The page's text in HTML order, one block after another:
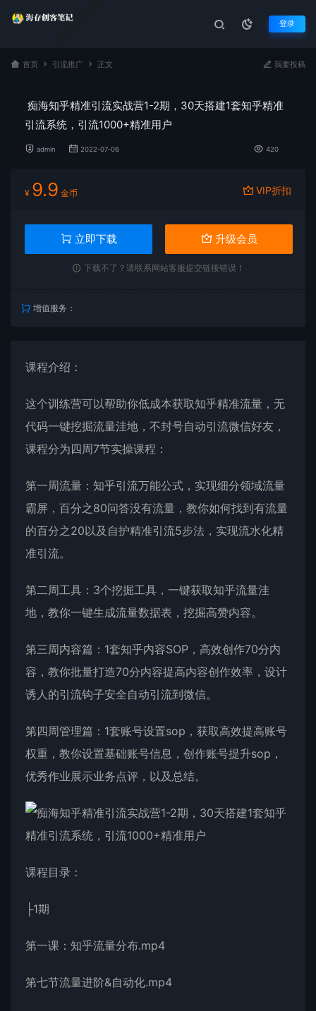
登录
首页 引流推广 正文 我要投稿
痴海知乎精准引流实战营1-2期，30天搭建1套知乎精准
引流系统，引流1000+精准用户
admin 2022-07-06 420
¥ 9.9 金币 VIP折扣
立即下载 升级会员
下载不了？请联系网站客服提交链接错误！
增值服务：
课程介绍：
这个训练营可以帮助你低成本获取知乎精准流量，无
代码一键挖掘流量洼地，不封号自动引流微信好友，
课程分为四周7节实操课程：
第一周流量：知乎引流万能公式，实现细分领域流量
霸屏，百分之80问答没有流量，教你如何找到有流量
的百分之20以及自护精准引流5步法，实现流水化精
准引流。
第二周工具：3个挖掘工具，一键获取知乎流量洼
地，教你一键生成流量数据表，挖掘高赞内容。
第三周内容篇：1套知乎内容SOP，高效创作70分内
容，教你批量打造70分内容提高内容创作效率，设计
诱人的引流钩子安全自动引流到微信。
第四周管理篇：1套账号设置sop，获取高效提高账号
权重，教你设置基础账号信息，创作账号提升sop，
优秀作业展示业务点评，以及总结。
课程目录：
├1期
第一课：知乎流量分布.mp4
第七节流量进阶&自动化.mp4